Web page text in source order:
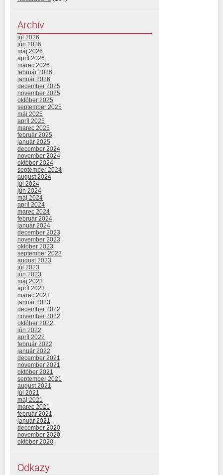
Archív
júl 2026
jún 2026
máj 2026
apríl 2026
marec 2026
február 2026
január 2026
december 2025
november 2025
október 2025
september 2025
máj 2025
apríl 2025
marec 2025
február 2025
január 2025
december 2024
november 2024
október 2024
september 2024
august 2024
júl 2024
jún 2024
máj 2024
apríl 2024
marec 2024
február 2024
január 2024
december 2023
november 2023
október 2023
september 2023
august 2023
júl 2023
jún 2023
máj 2023
apríl 2023
marec 2023
január 2023
december 2022
november 2022
október 2022
jún 2022
apríl 2022
február 2022
január 2022
december 2021
november 2021
október 2021
september 2021
august 2021
júl 2021
máj 2021
marec 2021
február 2021
január 2021
december 2020
november 2020
október 2020
Odkazy